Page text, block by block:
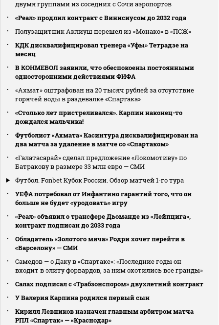
двумя группами из соседних с Сочи аэропортов
«Реал» продлил контракт с Винисиусом до 2032 года
Полузащитник Аклиуш перешел из «Монако» в «ПСЖ»
КДК дисквалифицировал тренера «Уфы» Тетрадзе на
месяц
В КОНМЕБОЛ заявили, что обеспокоены постоянными
односторонними действиями ФИФА
«Ахмат» оштрафован на 20 тысяч рублей за отсутствие
горячей воды в раздевалке «Спартака»
«Столько лет пристреливался». Карпин наконец-то
дождался мальчика!
Футболист «Ахмата» Касинтура дисквалифицирован на
два матча за удаление в матче со «Спартаком»
«Галатасарай» сделал предложение «Локомотиву» по
Батракову в размере 33 млн евро — СМИ
Футбол. Fonbet Кубок России. Обзор матчей 1-го тура
УЕФА потребовал от Инфантино гарантий того, что он
больше не будет «уродовать» игру
«Реал» объявил о трансфере Дьоманде из «Лейпцига»,
контракт подписан до 2033 года
Обладатель «Золотого мяча» Родри хочет перейти в
«Барселону» — СМИ
Самедов — о Даку в «Спартаке»: «Последние годы он
входит в элиту форвардов, за ним охотились все гранды»
Салах подписал с «Трабзонспором» двухлетний контракт
У Валерия Карпина родился первый сын
Кирилл Левников назначен главным арбитром матча
РПЛ «Спартак» — «Краснодар»